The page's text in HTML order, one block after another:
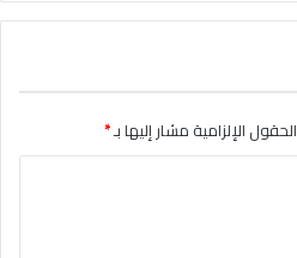
الحقول الإلزامية مشار إليها بـ*